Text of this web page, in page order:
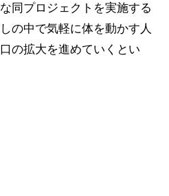
同プロジェクトを実施する
の中で気軽に体を動かす人
の拡大を進めていくとい